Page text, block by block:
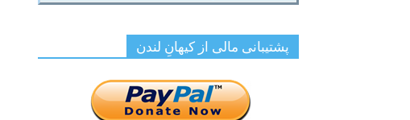
پشتیبانی مالی از کیهانِ لندن